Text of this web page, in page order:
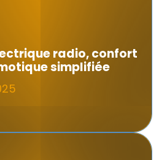
radio, confort
simplifiée